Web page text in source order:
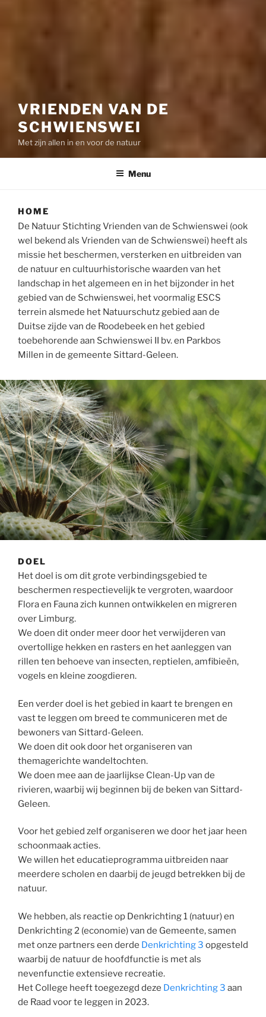
VRIENDEN VAN DE
SCHWIENSWEI
Met zijn allen in en voor de natuur
Menu
HOME
De Natuur Stichting Vrienden van de Schwienswei (ook
wel bekend als Vrienden van de Schwienswei) heeft als
missie het beschermen, versterken en uitbreiden van
de natuur en cultuurhistorische waarden van het
landschap in het algemeen en in het bijzonder in het
gebied van de Schwienswei, het voormalig ESCS
terrein alsmede het Natuurschutz gebied aan de
Duitse zijde van de Roodebeek en het gebied
toebehorende aan Schwienswei II bv. en Parkbos
Millen in de gemeente Sittard-Geleen.
DOEL
Het doel is om dit grote verbindingsgebied te
beschermen respectievelijk te vergroten, waardoor
Flora en Fauna zich kunnen ontwikkelen en migreren
over Limburg.
We doen dit onder meer door het verwijderen van
overtollige hekken en rasters en het aanleggen van
rillen ten behoeve van insecten, reptielen, amfibieën,
vogels en kleine zoogdieren.
Een verder doel is het gebied in kaart te brengen en
vast te leggen om breed te communiceren met de
bewoners van Sittard-Geleen.
We doen dit ook door het organiseren van
themagerichte wandeltochten.
We doen mee aan de jaarlijkse Clean-Up van de
rivieren, waarbij wij beginnen bij de beken van Sittard-
Geleen.
Voor het gebied zelf organiseren we door het jaar heen
schoonmaak acties.
We willen het educatieprogramma uitbreiden naar
meerdere scholen en daarbij de jeugd betrekken bij de
natuur.
We hebben, als reactie op Denkrichting 1 (natuur) en
Denkrichting 2 (economie) van de Gemeente, samen
met onze partners een derde Denkrichting 3 opgesteld
waarbij de natuur de hoofdfunctie is met als
nevenfunctie extensieve recreatie.
Het College heeft toegezegd deze Denkrichting 3 aan
de Raad voor te leggen in 2023.